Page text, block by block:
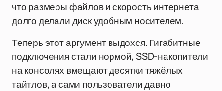
что размеры файлов и скорость интернета
долго делали диск удобным носителем.
Теперь этот аргумент выдохся. Гигабитные
подключения стали нормой, SSD-накопители
на консолях вмещают десятки тяжёлых
тайтлов, а сами пользователи давно